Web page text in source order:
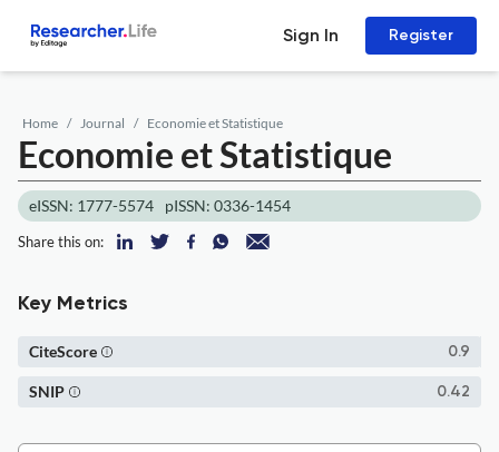
Sign In Register
Home Journal Economie et Statistique
Economie et Statistique
eISSN: 1777-5574 pISSN: 0336-1454
Share this on:
Key Metrics
0.9
CiteScore
0.42
SNIP